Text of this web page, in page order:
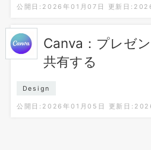
公開日:2026年01月07日 更新日
Canva：プレゼ
共有する
Design
公開日:2026年01月05日 更新日